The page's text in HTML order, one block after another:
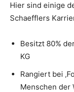
Hier sind einige
Schaefflers
Besitzt 80%
KG
Rangiert bei
Menschen der